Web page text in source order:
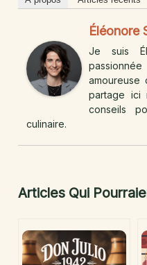
Éléonore
Je suis
amoureuse
partage ici
conseils
culinaire.
Articles Qui